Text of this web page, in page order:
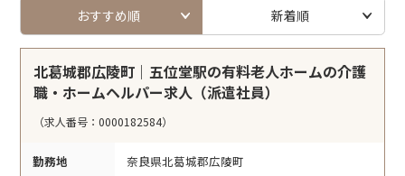
おすすめ順 新着順
北葛城郡広陵町｜五位堂駅の有料老人ホームの介護
職・ホームヘルパー求人（派遣社員）
（求人番号：0000182584）
勤務地 奈良県北葛城郡広陵町